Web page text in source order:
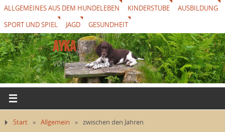
ALLGEMEINES AUS DEM HUNDELEBEN KINDERSTUBE
AUSBILDUNG
SPORT UND SPIEL
JAGD GESUNDHEIT
AYKA
VON THUREWANG
Start » Allgemein » zwischen den Jahren